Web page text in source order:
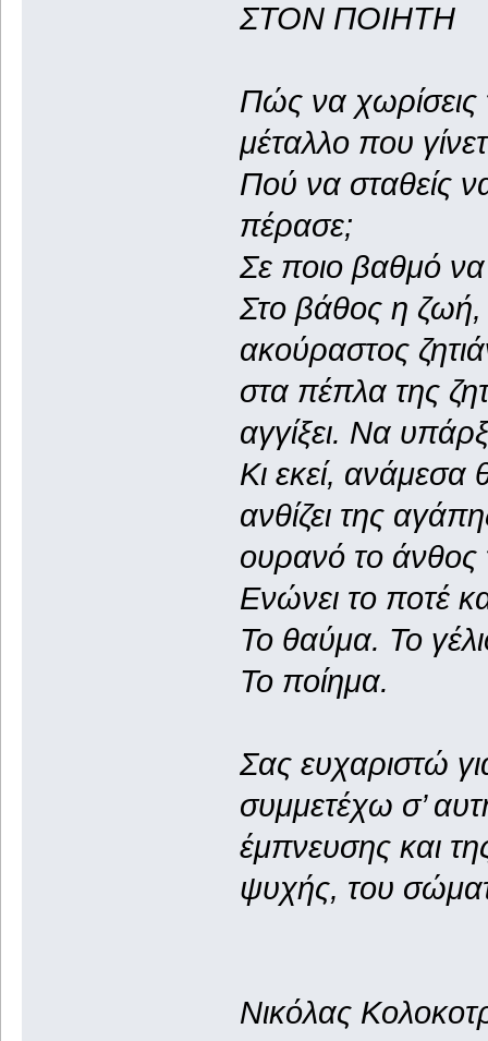
ΣΤΟΝ ΠΟΙΗΤΗ
Πώς να χωρίσεις
μέταλλο που
Πού να σταθείς
πέρασε;
Σε ποιο βαθμό να
Στο βάθος η
ακούραστος
στα πέπλα της
αγγίξει. Να
Κι εκεί,
ανθίζει της
ουρανό το
Ενώνει το ποτέ
Το θαύμα. Το
Το ποίημα.
Σας ευχαριστώ
συμμετέχω σ’
έμπνευσης και
ψυχής, του
Νικόλας